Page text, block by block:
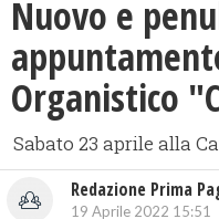
Nuovo e
Organistico
Sabato 23 aprile alla
Redazione Prima
19 Aprile 2022 15:51